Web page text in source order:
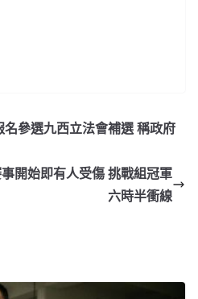
名參選九西立法會補選 稱政府
事開始即有人受傷 挑戰組冠軍
六時半衝線